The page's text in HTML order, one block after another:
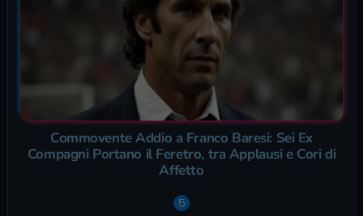
Commovente Addio a Franco Baresi: Sei Ex
Compagni Portano il Feretro, tra Applausi e Cori di
Affetto